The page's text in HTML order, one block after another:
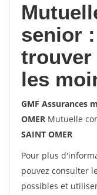
senior
trouver
les
GMF Assurances
OMER Mutuelle
SAINT OMER
Pour plus
pouvez consulter
possibles et